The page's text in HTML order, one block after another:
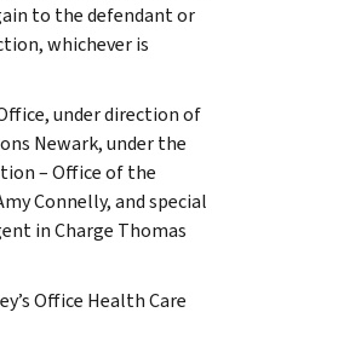
to the defendant or
whichever is
under direction of
Newark, under the
– Office of the
Connelly, and special
in Charge Thomas
Office Health Care